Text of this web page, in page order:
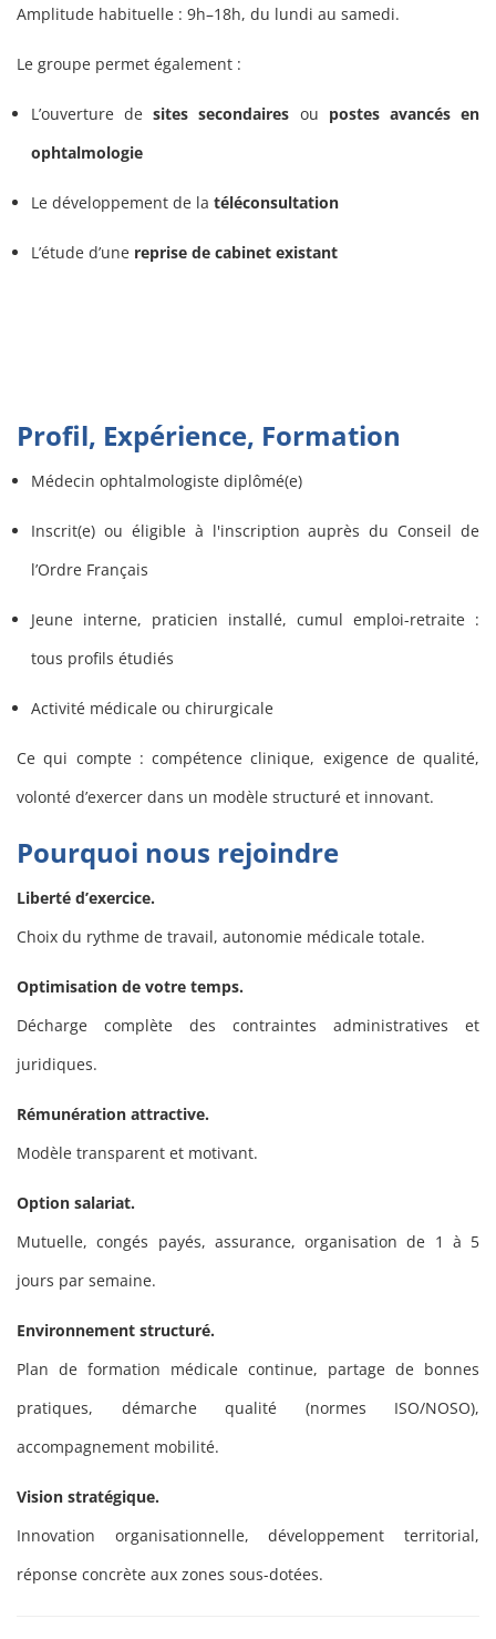
Amplitude habituelle : 9h–18h, du lundi au samedi.
Le groupe permet également :
L’ouverture desites secondaires ou postes avancés en
ophtalmologie
Le développement de la téléconsultation
L’étude d’une reprise de cabinet existant
Profil, Expérience, Formation
Médecin ophtalmologiste diplômé(e)
Inscrit(e) ou éligible à l'inscription auprès du Conseil de
l’Ordre Français
Jeune interne, praticien installé, cumul emploi-retraite :
tous profils étudiés
Activité médicale ou chirurgicale
Ce qui compte : compétence clinique, exigence de qualité,
volonté d’exercer dans un modèle structuré et innovant.
Pourquoi nous rejoindre
Liberté d’exercice.
Choix du rythme de travail, autonomie médicale totale.
Optimisation de votre temps.
Décharge complète des contraintes administratives et
juridiques.
Rémunération attractive.
Modèle transparent et motivant.
Option salariat.
Mutuelle, congés payés, assurance, organisation de 1 à 5
jours par semaine.
Environnement structuré.
Plan de formation médicale continue, partage de bonnes
pratiques, démarche qualité (normes ISO/NOSO),
accompagnement mobilité.
Vision stratégique.
Innovation organisationnelle, développement territorial,
réponse concrète aux zones sous-dotées.